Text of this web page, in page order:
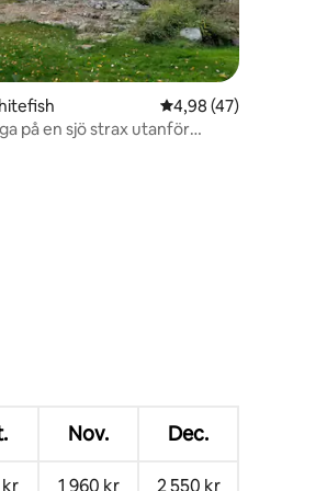
betyg, 392 omdömen4,98 av 5 i
4,98 (47)
på en sjö strax utanför
Nov. Dec.
kr 1 960 kr 2 550 kr